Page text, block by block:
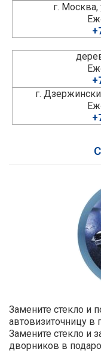
г.
г.
Замените стекло и
автовизиточницу в
Замените стекло и
дворников в